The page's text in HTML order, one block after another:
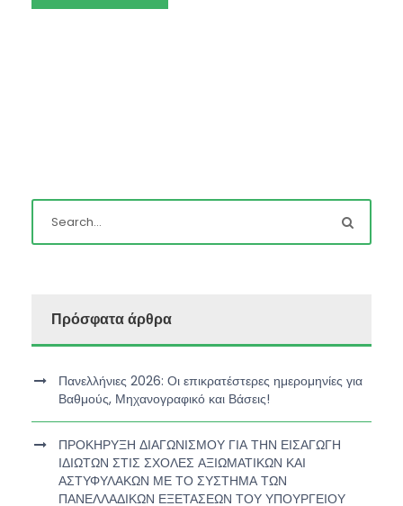
Πρόσφατα άρθρα
Πανελλήνιες 2026: Οι επικρατέστερες ημερομηνίες για
Βαθμούς, Μηχανογραφικό και Βάσεις!
ΠΡΟΚΗΡΥΞΗ ΔΙΑΓΩΝΙΣΜΟΥ ΓΙΑ ΤΗΝ ΕΙΣΑΓΩΓΗ
ΙΔΙΩΤΩΝ ΣΤΙΣ ΣΧΟΛΕΣ ΑΞΙΩΜΑΤΙΚΩΝ ΚΑΙ
ΑΣΤΥΦΥΛΑΚΩΝ ΜΕ ΤΟ ΣΥΣΤΗΜΑ ΤΩΝ
ΠΑΝΕΛΛΑΔΙΚΩΝ ΕΞΕΤΑΣΕΩΝ ΤΟΥ ΥΠΟΥΡΓΕΙΟΥ